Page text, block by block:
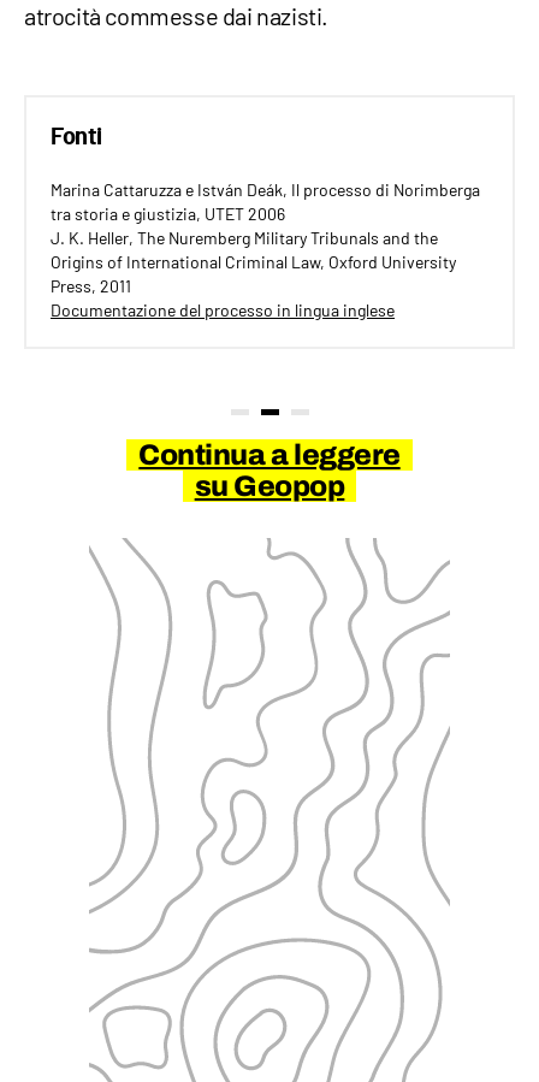
atrocità commesse dai nazisti.
Fonti
Marina Cattaruzza e István Deák, Il processo di Norimberga
tra storia e giustizia, UTET 2006
J. K. Heller, The Nuremberg Military Tribunals and the
Origins of International Criminal Law, Oxford University
Press, 2011
Documentazione del processo in lingua inglese
Continua a leggere
su Geopop